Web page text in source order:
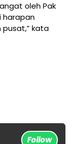
oleh Pak
harapan
kata
Follow